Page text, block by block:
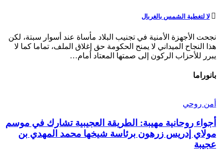
لا لتغطية الشمس بالغربال
نجحت الأجهزة الأمنية في تجنيب البلاد مأساة عند أسوار سبتة، لكن
هذا النجاح الميداني لا يمنح الحكومة حق إغلاق الملف، تماما كما لا
يبرر للأحزاب الركون إلى صمتها المعتاد أمام…
بانوراما
أمن روحي
أجواء روحانية مهيبة: الطريقة العجيبية تشارك في موسم
مولاي إدريس زرهون برئاسة شيخها محمد المهدي بن
عجيبة